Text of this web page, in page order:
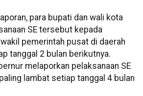
para bupati dan wali kota
SE tersebut kepada
pemerintah pusat di daerah
tanggal 2 bulan berikutnya.
melaporkan pelaksanaan SE
lambat setiap tanggal 4 bulan